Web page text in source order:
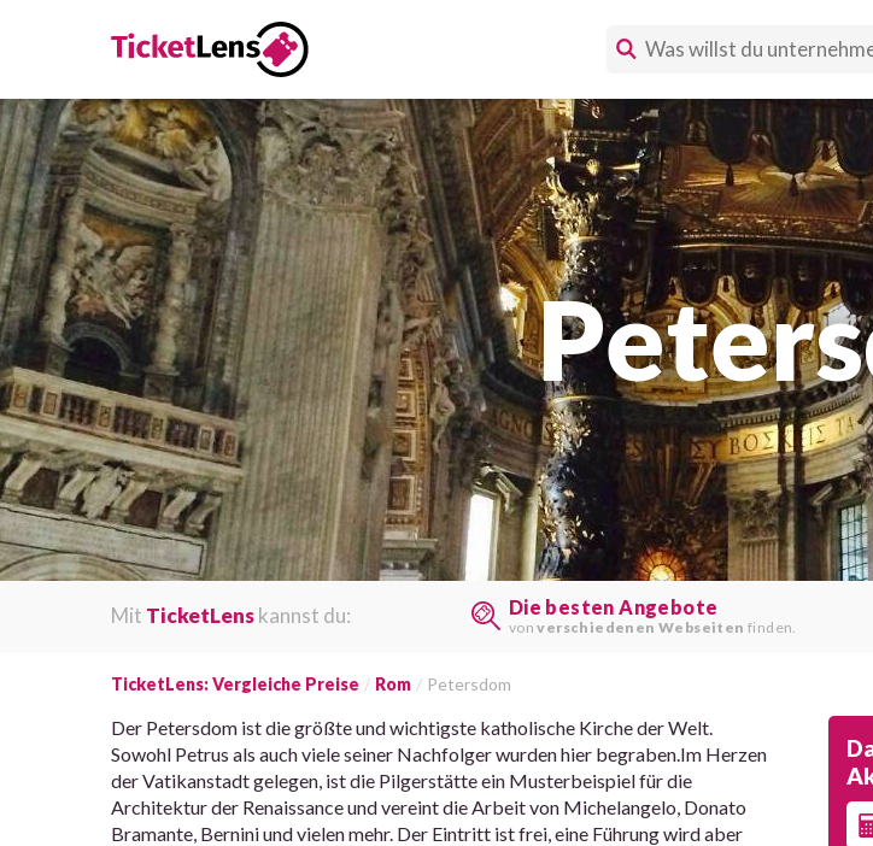
Mit TicketLenskannst du: Die besten Angebote
vonverschiedenen Webseiten finden.
TicketLens: Vergleiche Preise Rom Petersdom
Der Petersdom ist die größte und wichtigste katholische Kirche der Welt.
Sowohl Petrus als auch viele seiner Nachfolger wurden hier begraben.Im Herzen
der Vatikanstadt gelegen, ist die Pilgerstätte ein Musterbeispiel für die
Architektur der Renaissance und vereint die Arbeit von Michelangelo, Donato
Bramante, Bernini und vielen mehr. Der Eintritt ist frei, eine Führung wird aber